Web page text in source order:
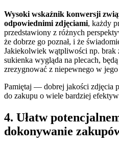
Wysoki wskaźnik konwersji
odpowiednimi zdjęciami, każdy
przedstawiony z różnych
że dobrze go poznał, i że
Jakiekolwiek wątpliwości np. brak
sukienka wygląda na plecach,
zrezygnować z niepewnego w
Pamiętaj — dobrej jakości zdjęcia
do zakupu o wiele bardziej
4. Ułatw
dokonywanie